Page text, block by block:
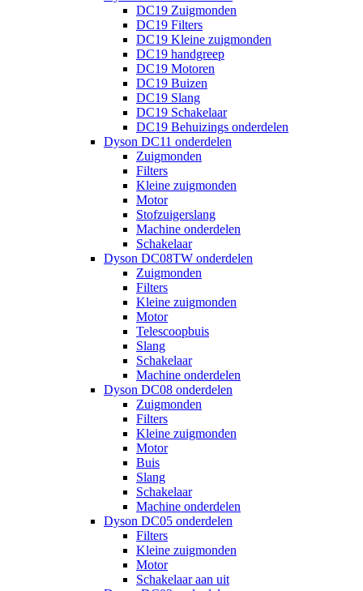
DC19 Zuigmonden
DC19 Filters
DC19 Kleine zuigmonden
DC19 handgreep
DC19 Motoren
DC19 Buizen
DC19 Slang
DC19 Schakelaar
DC19 Behuizings onderdelen
Dyson DC11 onderdelen
Zuigmonden
Filters
Kleine zuigmonden
Motor
Stofzuigerslang
Machine onderdelen
Schakelaar
Dyson DC08TW onderdelen
Zuigmonden
Filters
Kleine zuigmonden
Motor
Telescoopbuis
Slang
Schakelaar
Machine onderdelen
Dyson DC08 onderdelen
Zuigmonden
Filters
Kleine zuigmonden
Motor
Buis
Slang
Schakelaar
Machine onderdelen
Dyson DC05 onderdelen
Filters
Kleine zuigmonden
Motor
Schakelaar aan uit